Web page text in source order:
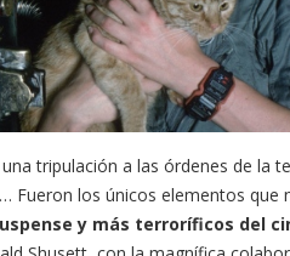
tripulación a las órdenes de la
Fueron los únicos elementos que
y más terroríficos del